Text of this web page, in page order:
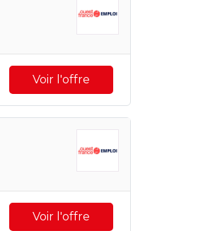
Voir l'offre
Voir l'offre